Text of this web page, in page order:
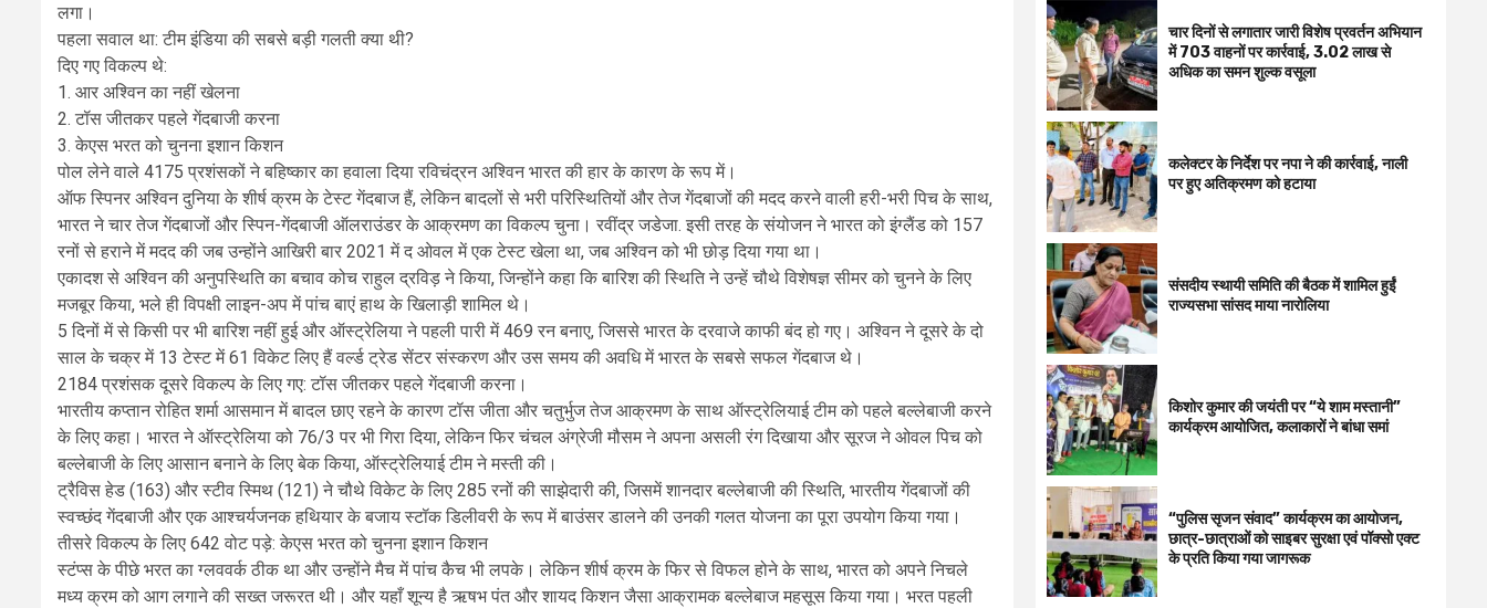
लगा।
पहला सवाल था: टीम इंडिया की सबसे बड़ी गलती क्या थी?
दिए गए विकल्प थे:
1. आर अश्विन का नहीं खेलना
2. टॉस जीतकर पहले गेंदबाजी करना
3. केएस भरत को चुनना इशान किशन
पोल लेने वाले 4175 प्रशंसकों ने बहिष्कार का हवाला दिया रविचंद्रन अश्विन भारत की हार के कारण के रूप में।
ऑफ स्पिनर अश्विन दुनिया के शीर्ष क्रम के टेस्ट गेंदबाज हैं, लेकिन बादलों से भरी परिस्थितियों और तेज गेंदबाजों की मदद करने वाली हरी-भरी पिच के साथ,
भारत ने चार तेज गेंदबाजों और स्पिन-गेंदबाजी ऑलराउंडर के आक्रमण का विकल्प चुना। रवींद्र जडेजा. इसी तरह के संयोजन ने भारत को इंग्लैंड को 157
रनों से हराने में मदद की जब उन्होंने आखिरी बार 2021 में द ओवल में एक टेस्ट खेला था, जब अश्विन को भी छोड़ दिया गया था।
एकादश से अश्विन की अनुपस्थिति का बचाव कोच राहुल द्रविड़ ने किया, जिन्होंने कहा कि बारिश की स्थिति ने उन्हें चौथे विशेषज्ञ सीमर को चुनने के लिए
मजबूर किया, भले ही विपक्षी लाइन-अप में पांच बाएं हाथ के खिलाड़ी शामिल थे।
5 दिनों में से किसी पर भी बारिश नहीं हुई और ऑस्ट्रेलिया ने पहली पारी में 469 रन बनाए, जिससे भारत के दरवाजे काफी बंद हो गए। अश्विन ने दूसरे के दो
साल के चक्र में 13 टेस्ट में 61 विकेट लिए हैं वर्ल्ड ट्रेड सेंटर संस्करण और उस समय की अवधि में भारत के सबसे सफल गेंदबाज थे।
2184 प्रशंसक दूसरे विकल्प के लिए गए: टॉस जीतकर पहले गेंदबाजी करना।
भारतीय कप्तान रोहित शर्मा आसमान में बादल छाए रहने के कारण टॉस जीता और चतुर्भुज तेज आक्रमण के साथ ऑस्ट्रेलियाई टीम को पहले बल्लेबाजी करने
के लिए कहा। भारत ने ऑस्ट्रेलिया को 76/3 पर भी गिरा दिया, लेकिन फिर चंचल अंग्रेजी मौसम ने अपना असली रंग दिखाया और सूरज ने ओवल पिच को
बल्लेबाजी के लिए आसान बनाने के लिए बेक किया, ऑस्ट्रेलियाई टीम ने मस्ती की।
ट्रैविस हेड (163) और स्टीव स्मिथ (121) ने चौथे विकेट के लिए 285 रनों की साझेदारी की, जिसमें शानदार बल्लेबाजी की स्थिति, भारतीय गेंदबाजों की
स्वच्छंद गेंदबाजी और एक आश्चर्यजनक हथियार के बजाय स्टॉक डिलीवरी के रूप में बाउंसर डालने की उनकी गलत योजना का पूरा उपयोग किया गया।
तीसरे विकल्प के लिए 642 वोट पड़े: केएस भरत को चुनना इशान किशन
स्टंप्स के पीछे भरत का ग्लववर्क ठीक था और उन्होंने मैच में पांच कैच भी लपके। लेकिन शीर्ष क्रम के फिर से विफल होने के साथ, भारत को अपने निचले
मध्य क्रम को आग लगाने की सख्त जरूरत थी। और यहाँ शून्य है ऋषभ पंत और शायद किशन जैसा आक्रामक बल्लेबाज महसूस किया गया। भरत पहली
चार दिनों से लगातार जारी विशेष प्रवर्तन अभियान
में 703 वाहनों पर कार्रवाई, ₹3.02 लाख से
अधिक का समन शुल्क वसूला
कलेक्टर के निर्देश पर नपा ने की कार्रवाई, नाली
पर हुए अतिक्रमण को हटाया
संसदीय स्थायी समिति की बैठक में शामिल हुईं
राज्यसभा सांसद माया नारोलिया
किशोर कुमार की जयंती पर “ये शाम मस्तानी”
कार्यक्रम आयोजित, कलाकारों ने बांधा समां
“पुलिस सृजन संवाद” कार्यक्रम का आयोजन,
छात्र-छात्राओं को साइबर सुरक्षा एवं पॉक्सो एक्ट
के प्रति किया गया जागरूक